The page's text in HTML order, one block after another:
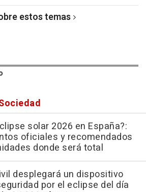
estos temas
solar 2026 en España?:
oficiales y recomendados
donde será total
desplegará un dispositivo
por el eclipse del día